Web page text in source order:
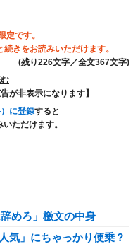
定です。
続きをお読みいただけます。
(残り226文字／全文367文字)
が非表示になります】
に登録すると
ただけます。
めろ」檄文の中身
気」にちゃっかり便乗？